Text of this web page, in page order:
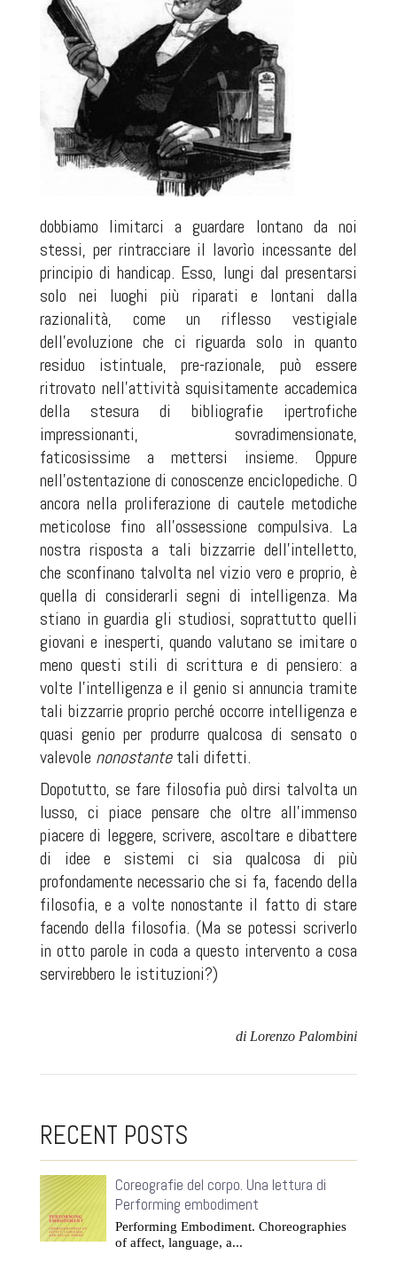
dobbiamo limitarci a guardare lontano da noi
stessi, per rintracciare il lavorìo incessante del
principio di handicap. Esso, lungi dal presentarsi
solo nei luoghi più riparati e lontani dalla
razionalità, come un riflesso vestigiale
dell'evoluzione che ci riguarda solo in quanto
residuo istintuale, pre-razionale, può essere
ritrovato nell'attività squisitamente accademica
della stesura di bibliografie ipertrofiche
impressionanti, sovradimensionate,
faticosissime a mettersi insieme. Oppure
nell'ostentazione di conoscenze enciclopediche. O
ancora nella proliferazione di cautele metodiche
meticolose fino all'ossessione compulsiva. La
nostra risposta a tali bizzarrie dell'intelletto,
che sconfinano talvolta nel vizio vero e proprio, è
quella di considerarli segni di intelligenza. Ma
stiano in guardia gli studiosi, soprattutto quelli
giovani e inesperti, quando valutano se imitare o
meno questi stili di scrittura e di pensiero: a
volte l'intelligenza e il genio si annuncia tramite
tali bizzarrie proprio perché occorre intelligenza e
quasi genio per produrre qualcosa di sensato o
valevole nonostantetali difetti.
Dopotutto, se fare filosofia può dirsi talvolta un
lusso, ci piace pensare che oltre all'immenso
piacere di leggere, scrivere, ascoltare e dibattere
di idee e sistemi ci sia qualcosa di più
profondamente necessario che si fa, facendo della
filosofia, e a volte nonostante il fatto di stare
facendo della filosofia. (Ma se potessi scriverlo
in otto parole in coda a questo intervento a cosa
servirebbero le istituzioni?)
di Lorenzo Palombini
RECENT POSTS
Coreografie del corpo. Una lettura di
Performing embodiment
Performing Embodiment. Choreographies
of affect, language, a...